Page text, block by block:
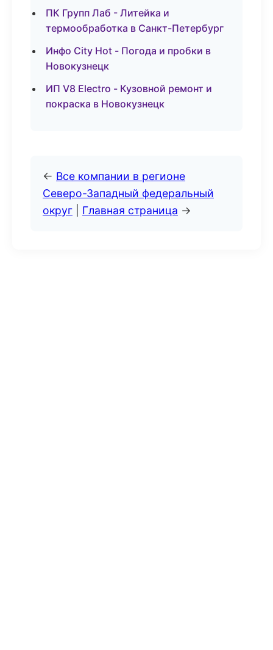
ПК Групп Лаб - Литейка и
термообработка в Санкт-Петербург
Инфо City Hot - Погода и пробки в
Новокузнецк
ИП V8 Electro - Кузовной ремонт и
покраска в Новокузнецк
← Все компании в регионе
Северо-Западный федеральный
округ
Главная страница →